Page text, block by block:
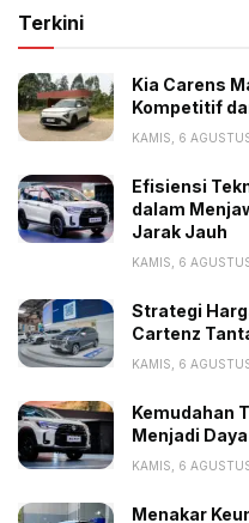
produk ini di Indonesia
Atsushi Kurita, presiden
Krama Yudha Sales
Tags: Headline
New Minicab EV
Terkini
Kia Carens
Kompetitif
KAMIS, 6
Efisiensi
dalam
Jarak Jauh
KAMIS, 6
Strategi
Cartenz
KAMIS, 6
Kemudahan
Menjadi
KAMIS, 6
Menakar